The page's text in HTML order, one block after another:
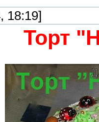
18:19]
Торт